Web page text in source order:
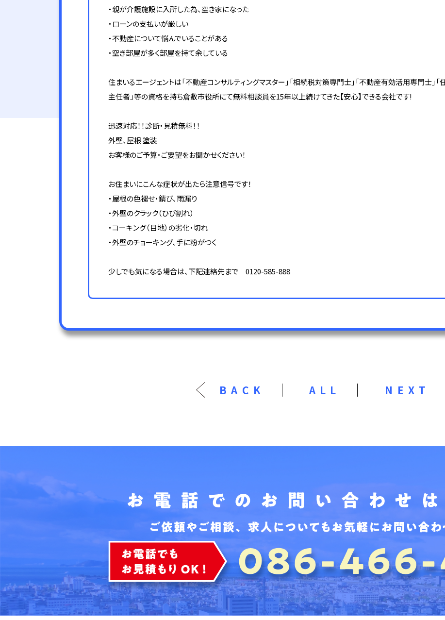
・親が介護施設に入所した為、空き家になった
・ローンの支払いが厳しい
・不動産について悩んでいることがある
・空き部屋が多く部屋を持て余している
住まいるエージェントは「不動産コンサルティングマスター」「相続税対策専門士」「不動産有効活用専門士」
主任者」等の資格を持ち倉敷市役所にて無料相談員を15年以上続けてきた【安心】できる会社です!
迅速対応！！診断・見積無料！！
外壁、屋根 塗装
お客様のご予算・ご要望をお聞かせください！
お住まいにこんな症状が出たら注意信号です！
・屋根の色褪せ・錆び、雨漏り
・外壁のクラック（ひび割れ）
・コーキング（目地）の劣化・切れ
・外壁のチョーキング、手に粉がつく
少しでも気になる場合は、下記連絡先まで 0120-585-888
BACK ALL NEXT